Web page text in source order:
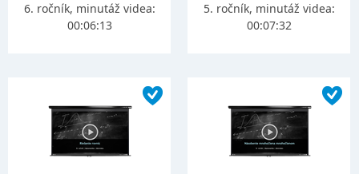
6. ročník, minutáž videa:
00:06:13
5. ročník, minutáž videa:
00:07:32